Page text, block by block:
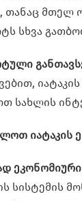
თანაც მთელ
სხვა
სახლის
იატაკის
ეკონომიური
სისტემის